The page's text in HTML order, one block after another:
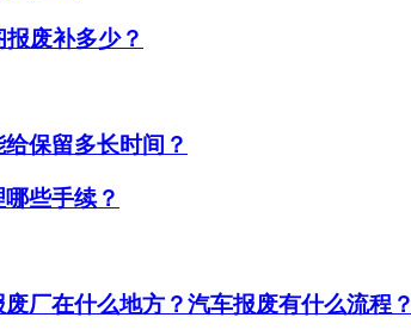
废补多少？
保留多长时间？
些手续？
厂在什么地方？汽车报废有什么流程？